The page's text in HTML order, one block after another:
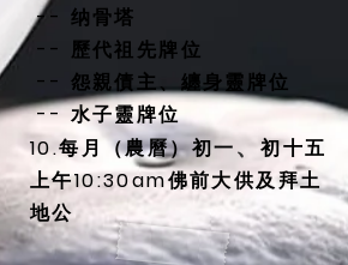
-- 纳骨塔
-- 歷代祖先牌位
-- 怨親債主、纏身靈牌位
-- 水子靈牌位
10.每月（農曆）初一、初十五
上午10:30am佛前大供及拜土
地公